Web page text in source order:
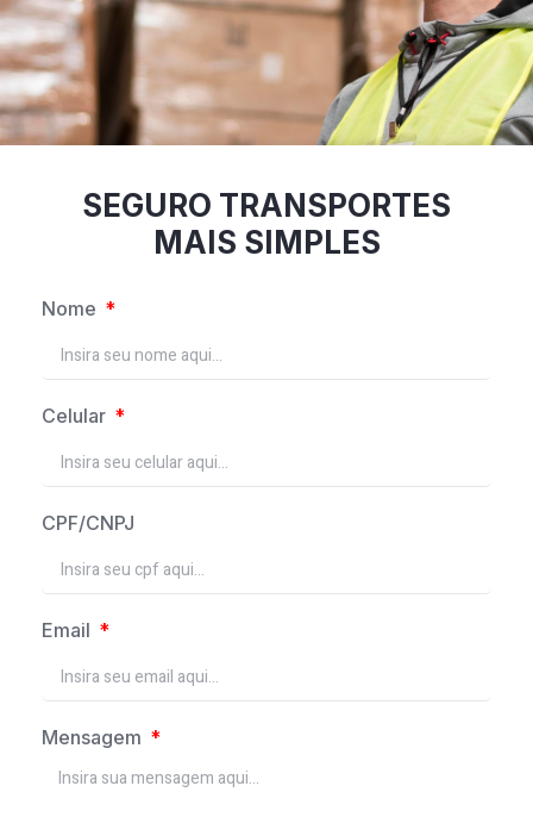
SEGURO TRANSPORTES
MAIS SIMPLES
Nome
Celular
CPF/CNPJ
Email
Mensagem